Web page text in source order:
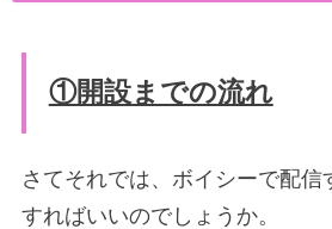
①開設までの流れ
さてそれでは、ボイシーで配信
すればいいのでしょうか。